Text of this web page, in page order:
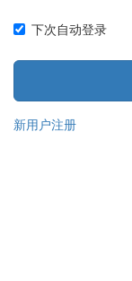
下次自动登录
新用户注册